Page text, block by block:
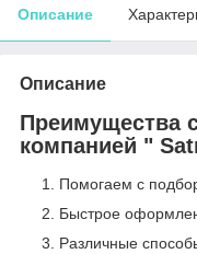
Описание
Описание
Преимущества
компанией "
Помогаем с
Быстрое
Различные